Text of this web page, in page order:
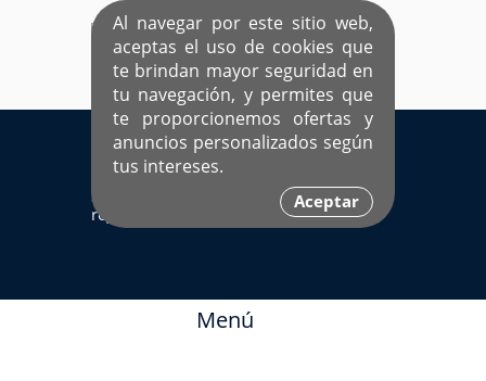
Al navegar por este sitio web,
aceptas el uso de cookies que
te brindan mayor seguridad en
tu navegación, y permites que
te proporcionemos ofertas y
anuncios personalizados según
tus intereses.
Aceptar
EL ÚNICO SITIO DEDICADO A SOLTEROS
HISPANOS COMO TÚ
Ingresa aquí
Sí ya estás
registrado
Menú